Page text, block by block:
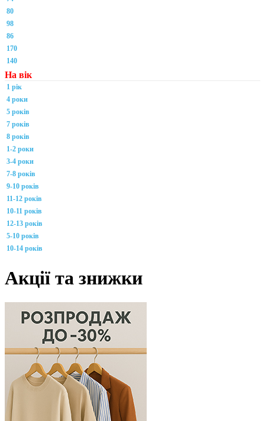
80
98
86
170
140
На вік
1 рік
4 роки
5 років
7 років
8 років
1-2 роки
3-4 роки
7-8 років
9-10 років
11-12 років
10-11 років
12-13 років
5-10 років
10-14 років
Акції та знижки